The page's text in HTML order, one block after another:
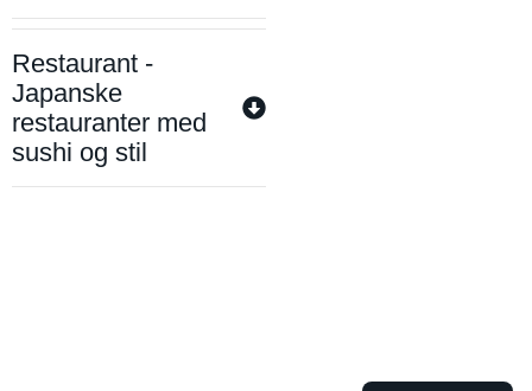
Restaurant -
Japanske
restauranter med
sushi og stil